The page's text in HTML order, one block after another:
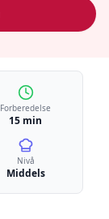
Forberedelse
15 min
Nivå
Middels